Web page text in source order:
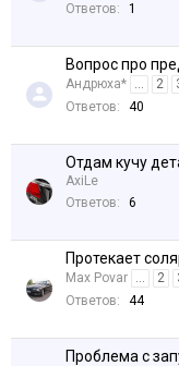
Ответов:
1
Вопрос про
Андрюха* ... 2
Ответов:
40
Отдам кучу
AxiLe
Ответов:
6
Протекает
Max Povar ... 2
Ответов:
44
Проблема с